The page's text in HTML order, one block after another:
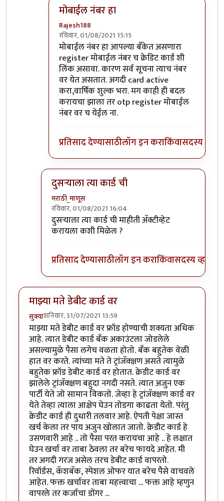
मोबाईल नंबर हा
Rajesh188
रविवार, 01/08/2021 15:15
In reply toहे कसे घडू शकेल बरे ?byगॉडजिला
मोबाईल नंबर हा आपल्या बँकेत असणारा
register मोबाईल नंबर च क्रेडिट कार्ड शी
लिंक असावा. कारण सर्व सूचना त्याच नंबर
वर येत असतात. अगदी card active
करा,वार्षिक शुल्क भरा. मग काही ही बदल
करायचा झाला तर otp register मोबाईल
नंबर वर च येईल ना.
प्रतिसाद देण्यासाठीलॉग इन कराकिंवासदस्य व्हा
दुसर्‍याला त्या कार्ड ची
मराठी_माणूस
रविवार, 01/08/2021 16:04
In reply toतुमचे कार्ड जर दुसऱ्या कुणी
दुसर्‍याला त्या कार्ड ची माहीती अ‍ॅक्टीव्हेट
करायला कशी मिळेल ?
प्रतिसाद देण्यासाठीलॉग इन कराकिंवासदस्य व्हा
माझ्या मते डेबीट कार्ड वर
सुक्याशनिवार, 31/07/2021 13:59
माझ्या मते डेबीट कार्ड वर फ्रॉड होण्याची शक्यता अधिक
आहे. त्यात डेबीट कार्ड बँक अकाउंटला जोडलेले
असल्यामुळे पैसा लगेच वळता होतो. बँक बहुतेक वेळी
हात वर करते. त्यांच्या मते ते ट्रांजॅक्क्षण असते त्यामुळे
बहुतेक फ्रॉड डेबीट कार्ड वर होतात. क्रेडीट कार्ड वर
झालेले ट्रांजॅक्क्षण बहुदा नगदी नसते. त्यात अजुन एक
पार्टी येते जो सामान विकतो. जेव्हा हे ट्रांजॅक्क्षण कार्ड वर
येते तेव्हा त्याला आक्षेप घेउन तोडगा काढता येतो. परंतु
क्रेडीट कार्ड ही दुधारी तलवार आहे. ऐपती पेक्षा जास्त
खर्च केला तर पाय अजुन खोलात जातो. क्रेडीट कार्ड हे
उसणवारी आहे .. तो पैसा परत करायचा आहे .. हे लक्षात
घेउन खर्चा वर ताबा ठेवला तर बरेच फायदे आहेत. मी
तर अगदी गरज असेल तरच डेबीट कार्ड वापरतो.
रिवॉर्डस, कॅशबॅक, स्पेशल ओफर यात बरेच पैसे वाचवले
आहेत. फक्त खर्चावर ताबा महत्त्वाचा ... फक्त आहे म्हणुन
वापरले तर कर्जाचा डोंगर ...